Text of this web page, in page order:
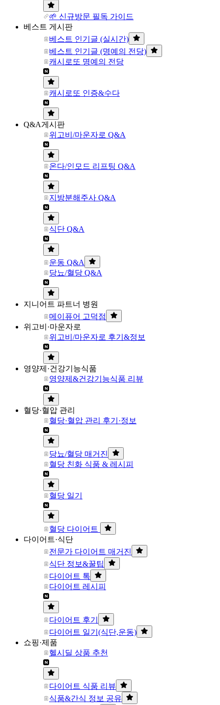
🌱 신규방문 필독 가이드
베스트 게시판
베스트 인기글 (실시간)
베스트 인기글 (명예의 전당)
캐시로또 명예의 전당
캐시로또 인증&수다
Q&A게시판
위고비/마운자로 Q&A
온다/인모드 리프팅 Q&A
지방분해주사 Q&A
식단 Q&A
운동 Q&A
당뇨/혈당 Q&A
지니어트 파트너 병원
메이퓨어 고덕점
위고비·마운자로
위고비/마운자로 후기&정보
영양제·건강기능식품
영양제&건강기능식품 리뷰
혈당·혈압 관리
혈당·혈압 관리 후기·정보
당뇨/혈당 매거진
혈당 친화 식품 & 레시피
혈당 일기
혈당 다이어트
다이어트·식단
전문가 다이어트 매거진
식단 정보&꿀팁
다이어트 톡
다이어트 레시피
다이어트 후기
다이어트 일기(식단,운동)
쇼핑·제품
헬시딜 상품 추천
다이어트 식품 리뷰
식품&간식 정보 공유